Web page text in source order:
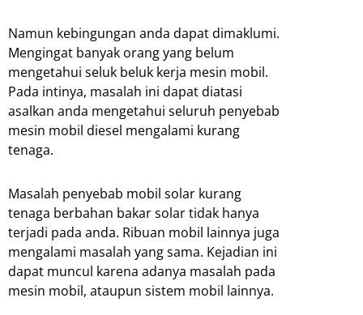
Namun kebingungan anda dapat dimaklumi.
Mengingat banyak orang yang belum
mengetahui seluk beluk kerja mesin mobil.
Pada intinya, masalah ini dapat diatasi
asalkan anda mengetahui seluruh penyebab
mesin mobil diesel mengalami kurang
tenaga.
Masalah penyebab mobil solar kurang
tenaga berbahan bakar solar tidak hanya
terjadi pada anda. Ribuan mobil lainnya juga
mengalami masalah yang sama. Kejadian ini
dapat muncul karena adanya masalah pada
mesin mobil, ataupun sistem mobil lainnya.